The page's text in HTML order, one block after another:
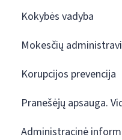
Kokybės vadyba
Mokesčių
Korupcijos prevencija
Pranešėjų apsauga.
Administracinė